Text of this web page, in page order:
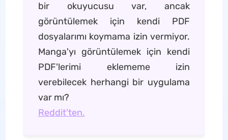
bir okuyucusu var, ancak
görüntülemek için kendi PDF
dosyalarımı koymama izin vermiyor.
Manga'yı görüntülemek için kendi
PDF'lerimi eklememe izin
verebilecek herhangi bir uygulama
var mı?
Reddit'ten.